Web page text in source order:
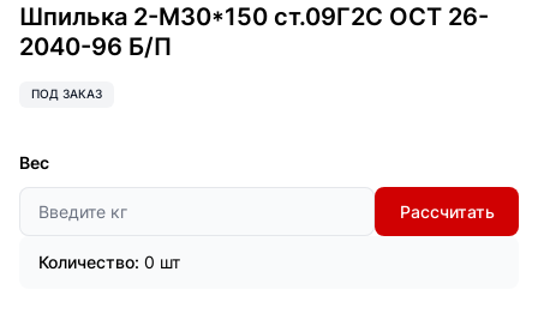
Шпилька 2-М30*150 ст.09Г2С ОСТ 26-
2040-96 Б/П
ПОД ЗАКАЗ
Вес
Рассчитать
Количество: 0 шт